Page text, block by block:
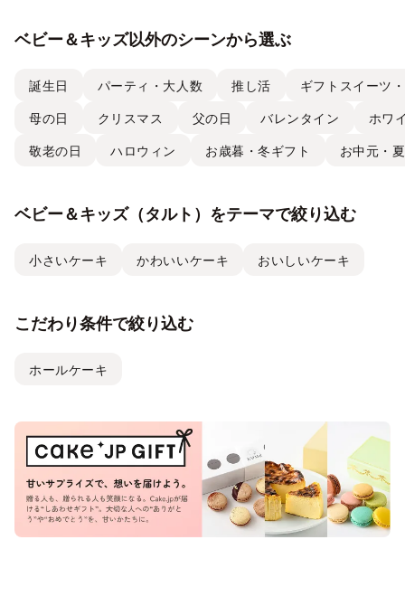
ベビー＆キッズ以外のシーンから選ぶ
誕生日 パーティ・大人数 推し活 ギフトスイーツ
母の日 クリスマス 父の日 バレンタイン ホワ
敬老の日 ハロウィン お歳暮・冬ギフト お中元・
ベビー＆キッズ（タルト）をテーマで絞り込む
小さいケーキ かわいいケーキ おいしいケーキ
こだわり条件で絞り込む
ホールケーキ